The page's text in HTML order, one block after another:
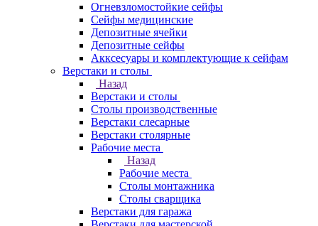
Огневзломостойкие сейфы
Сейфы медицинские
Депозитные ячейки
Депозитные сейфы
Акксесуары и комплектующие к сейфам
Верстаки и столы
Назад
Верстаки и столы
Столы производственные
Верстаки слесарные
Верстаки столярные
Рабочие места
Назад
Рабочие места
Столы монтажника
Столы сварщика
Верстаки для гаража